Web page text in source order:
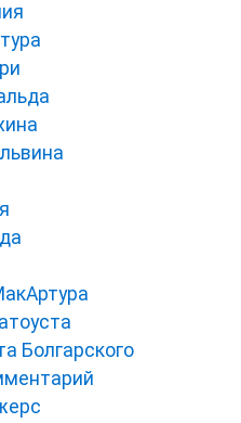
Болгарского